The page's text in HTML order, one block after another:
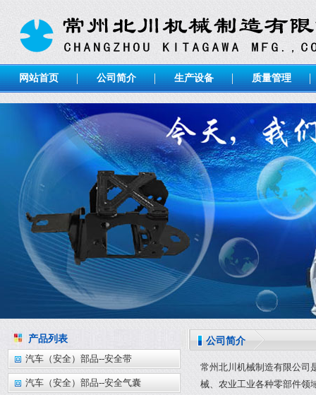
网站首页 公司简介 生产设备 质量管理
产品列表
汽车（安全）部品--安全带
汽车（安全）部品--安全气囊
公司简介
常州北川机械制造有限公司
械、农业工业各种零部件领